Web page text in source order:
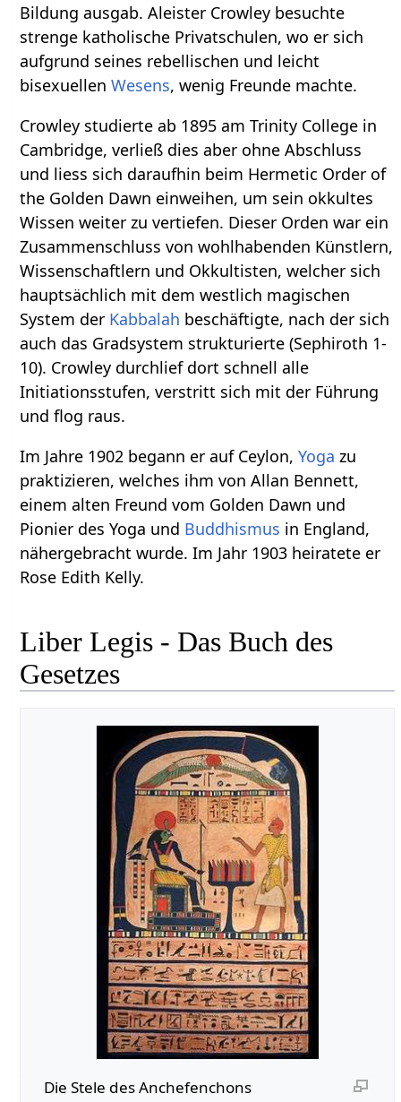
Bildung ausgab. Aleister Crowley besuchte
strenge katholische Privatschulen, wo er sich
aufgrund seines rebellischen und leicht
bisexuellenWesens, wenig Freunde machte.
Crowley studierte ab 1895 am Trinity College in
Cambridge, verließ dies aber ohne Abschluss
und liess sich daraufhin beim Hermetic Order of
the Golden Dawn einweihen, um sein okkultes
Wissen weiter zu vertiefen. Dieser Orden war ein
Zusammenschluss von wohlhabenden Künstlern,
Wissenschaftlern und Okkultisten, welcher sich
hauptsächlich mit dem westlich magischen
System der Kabbalah beschäftigte, nach der sich
auch das Gradsystem strukturierte (Sephiroth 1-
10). Crowley durchlief dort schnell alle
Initiationsstufen, verstritt sich mit der Führung
und flog raus.
Im Jahre 1902 begann er auf Ceylon,Yoga zu
praktizieren, welches ihm von Allan Bennett,
einem alten Freund vom Golden Dawn und
Pionier des Yoga und Buddhismus in England,
nähergebracht wurde. Im Jahr 1903 heiratete er
Rose Edith Kelly.
Liber Legis - Das Buch des
Gesetzes
Die Stele des Anchefenchons